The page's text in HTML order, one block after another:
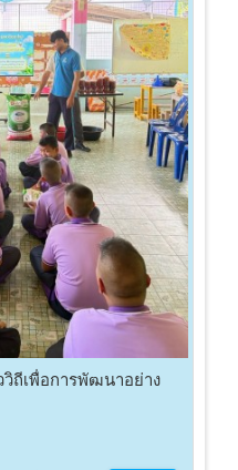
ถีเพื่อการพัฒนาอย่าง